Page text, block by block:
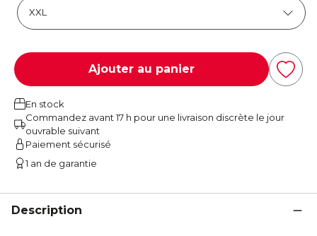
Ajouter au panier
En stock
Commandez avant 17 h pour une livraison discrète le jour
ouvrable suivant
Paiement sécurisé
1 an de garantie
Description